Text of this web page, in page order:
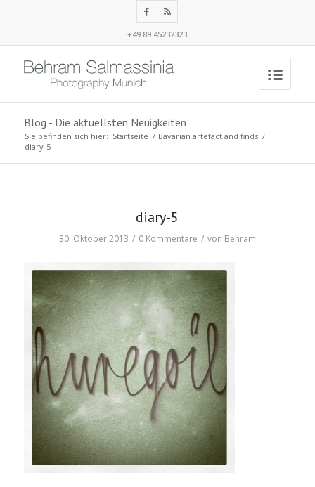
+49 89 45232323
Blog - Die aktuellsten Neuigkeiten
Sie befinden sich hier: Startseite / Bavarian artefact and finds /
diary-5
diary-5
30. Oktober 2013 / 0 Kommentare / von Behram